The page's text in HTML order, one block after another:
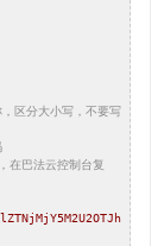
区分大小写，不要写
在巴法云控制台复